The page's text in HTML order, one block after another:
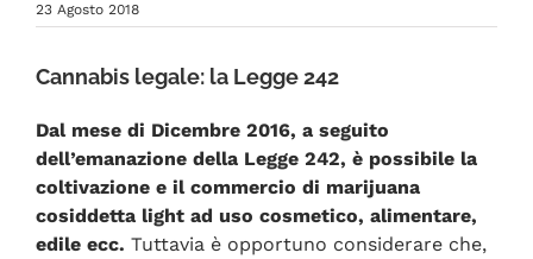
23 Agosto 2018
Cannabis legale: la Legge 242
Dal mese di Dicembre 2016, a seguito
dell’emanazione della Legge 242, è possibile la
coltivazione e il commercio di marijuana
cosiddetta light ad uso cosmetico, alimentare,
edile ecc. Tuttavia è opportuno considerare che,